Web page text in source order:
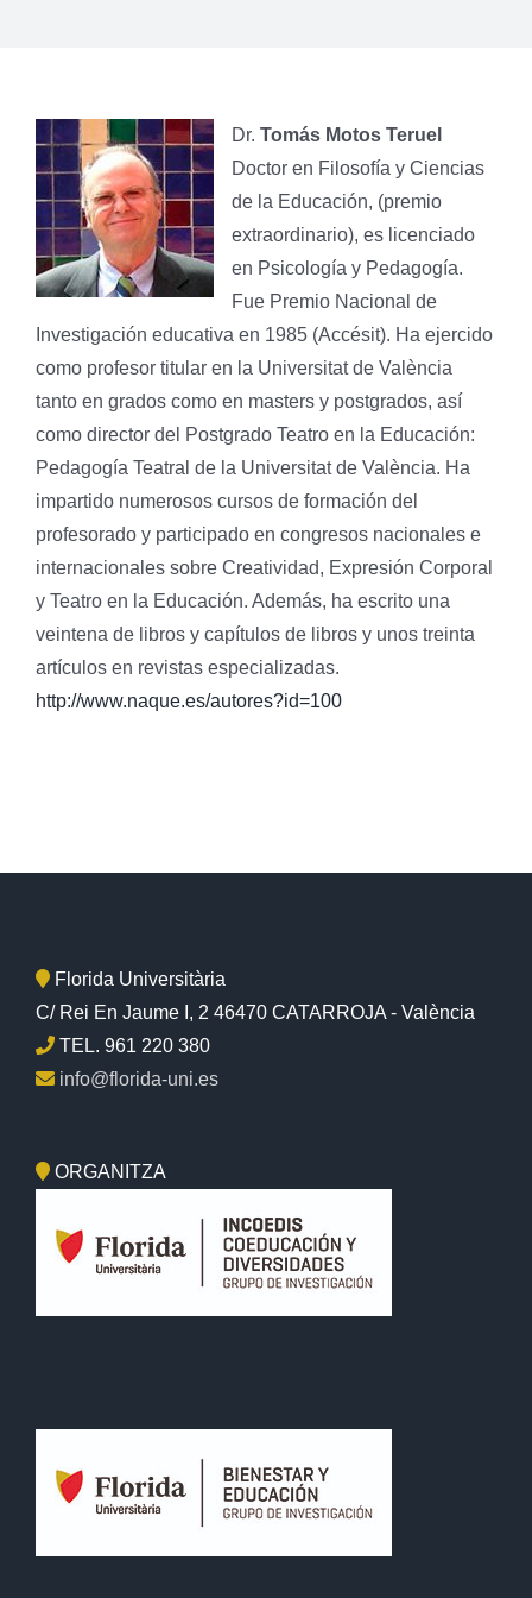
Dr. Tomás Motos Teruel
Doctor en Filosofía y Ciencias
de la Educación, (premio
extraordinario), es licenciado
en Psicología y Pedagogía.
Fue Premio Nacional de
Investigación educativa en 1985 (Accésit). Ha ejercido
como profesor titular en la Universitat de València
tanto en grados como en masters y postgrados, así
como director del Postgrado Teatro en la Educación:
Pedagogía Teatral de la Universitat de València. Ha
impartido numerosos cursos de formación del
profesorado y participado en congresos nacionales e
internacionales sobre Creatividad, Expresión Corporal
y Teatro en la Educación. Además, ha escrito una
veintena de libros y capítulos de libros y unos treinta
artículos en revistas especializadas.
http://www.naque.es/autores?id=100
Florida Universitària
C/ Rei En Jaume I, 2 46470 CATARROJA - València
TEL. 961 220 380
info@florida-uni.es
ORGANITZA